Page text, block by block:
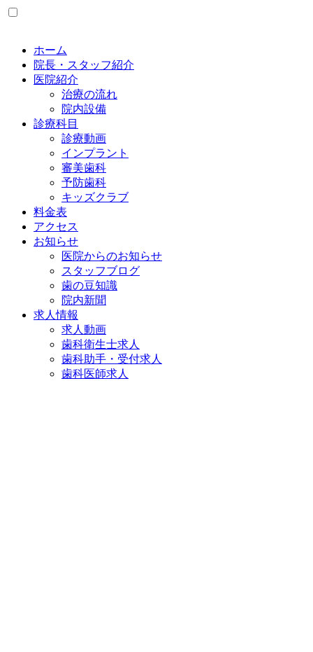
ホーム
院長・スタッフ紹介
医院紹介
治療の流れ
院内設備
診療科目
診療動画
インプラント
審美歯科
予防歯科
キッズクラブ
料金表
アクセス
お知らせ
医院からのお知らせ
スタッフブログ
歯の豆知識
院内新聞
求人情報
求人動画
歯科衛生士求人
歯科助手・受付求人
歯科医師求人